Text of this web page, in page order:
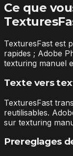
Ce que
TexturesFast est
rapides ; Adobe
texturing manuel
Texte vers
TexturesFast
reutilisables.
sur texturing
Prereglages